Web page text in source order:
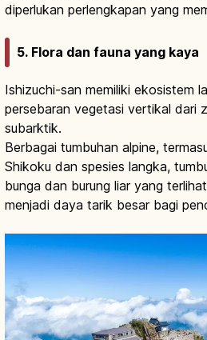
diperlukan perlengkapan yang
5. Flora dan fauna yang kaya
Ishizuchi-san memiliki ekosistem
persebaran vegetasi vertikal dari
subarktik.
Berbagai tumbuhan alpine,
Shikoku dan spesies langka,
bunga dan burung liar yang
menjadi daya tarik besar bagi